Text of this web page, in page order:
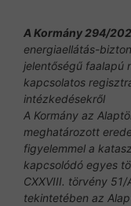
A Kormány 294/
energiaellátás-
jelentőségű faalapú
kapcsolatos
intézkedésekről
A Kormány az
meghatározott
figyelemmel a
kapcsolódó egyes
CXXVIII. törvény
tekintetében az